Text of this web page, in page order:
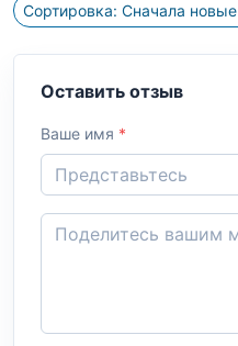
Сортировка: Сначала новые
Оставить отзыв
Ваше имя *